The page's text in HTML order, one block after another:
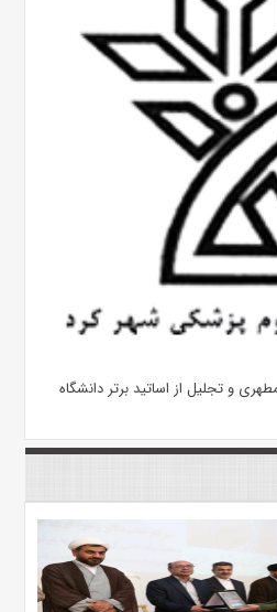
و تجلیل از اساتید برتر دانشگاه